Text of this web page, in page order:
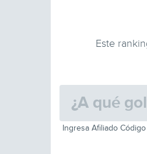
Este
Ingresa Afiliado